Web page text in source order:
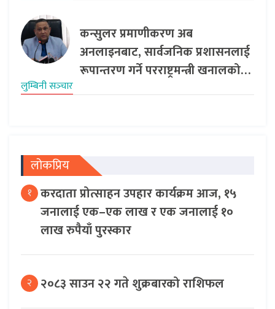
कन्सुलर प्रमाणीकरण अब
अनलाइनबाट, सार्वजनिक प्रशासनलाई
रूपान्तरण गर्ने परराष्ट्रमन्त्री खनालको…
लुम्बिनी सञ्‍चार
लोकप्रिय
१ करदाता प्रोत्साहन उपहार कार्यक्रम आज, १५
जनालाई एक–एक लाख र एक जनालाई १०
लाख रुपैयाँ पुरस्कार
२ २०८३ साउन २२ गते शुक्रबारको राशिफल